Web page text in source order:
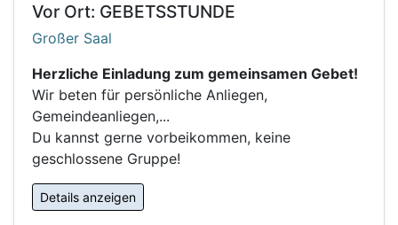
Vor Ort: GEBETSSTUNDE
Großer Saal
Herzliche Einladung zum gemeinsamen Gebet!
Wir beten für persönliche Anliegen,
Gemeindeanliegen,...
Du kannst gerne vorbeikommen, keine
geschlossene Gruppe!
Details anzeigen